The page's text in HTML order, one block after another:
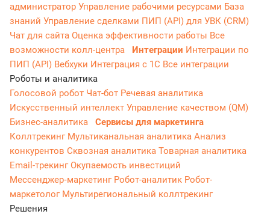
администратор Управление рабочими ресурсами База
знаний Управление сделками ПИП (API) для УВК (CRM)
Чат для сайта Оценка эффективности работы Все
возможности колл-центра
Интеграции Интеграции по
ПИП (API) Вебхуки Интеграция с 1С Все интеграции
Роботы и аналитика
Голосовой робот Чат-бот Речевая аналитика
Искусственный интеллект Управление качеством (QM)
Бизнес-аналитика
Сервисы для маркетинга
Коллтрекинг Мультиканальная аналитика Анализ
конкурентов Сквозная аналитика Товарная аналитика
Email-трекингОкупаемость инвестиций
Мессенджер‑маркетинг Робот-аналитик Робот-
маркетолог Мультирегиональный коллтрекинг
Решения